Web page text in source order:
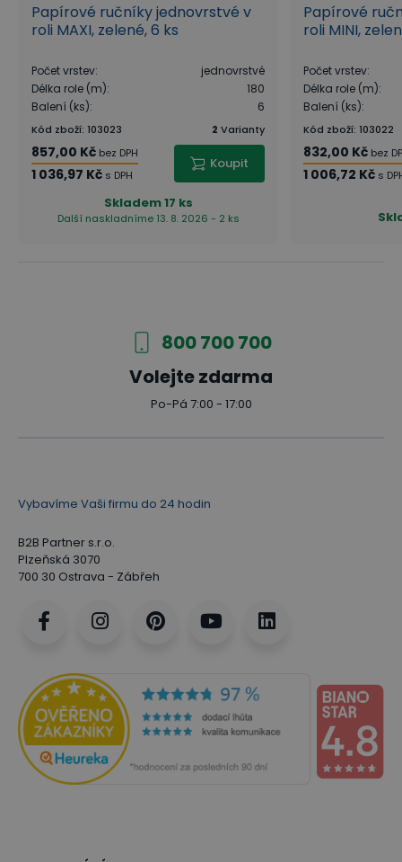
Papírové ručníky jednovrstvé v
roli MAXI, zelené, 6 ks
Počet vrstev:
jednovrstvé
Délka role (m):
180
Balení (ks): 6
Kód zboží: 103023 2 Varianty
857,00 Kč bez DPH
1 036,97 Kč s DPH
Koupit
Skladem17 ks
Další naskladníme 13. 8. 2026 - 2 ks
Papírové
roli MINI,
Počet vrstev:
Délka role (m):
Balení (ks):
Kód zboží: 103022
832,00 Kč bez
1 006,72 Kč s
800 700 700
Volejte zdarma
Po-Pá 7:00 - 17:00
Vybavíme Vaši firmu do 24 hodin
B2B Partner s.r.o.
Plzeňská 3070
700 30 Ostrava - Zábřeh